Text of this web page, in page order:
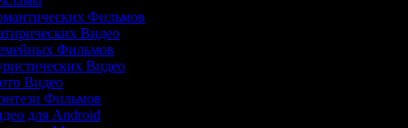
Фильмов
Видео
Фильмов
Видео
Видео
Фильмов
для Android